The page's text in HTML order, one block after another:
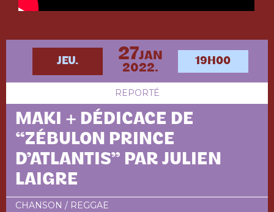
JEU. 27JAN
2022.
19H00
REPORTÉ
MAKI + DÉDICACE DE
“ZÉBULON PRINCE
D’ATLANTIS” PAR JULIEN
LAIGRE
CHANSON / REGGAE